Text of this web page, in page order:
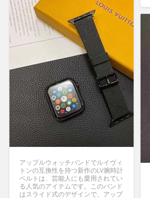
アップルウォッチバンドでルイヴィ
トンの互換性を持つ新作のLV腕時計
ベルトは、芸能人にも愛用されてい
る人気のアイテムです。このバンド
はスライド式のデザインで、アップ